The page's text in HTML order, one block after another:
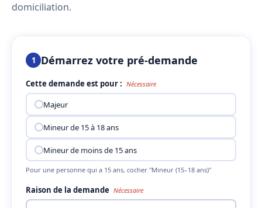
domiciliation.
1 Démarrez votre pré-demande
Cette demande est pour : Nécessaire
Majeur
Mineur de 15 à 18 ans
Mineur de moins de 15 ans
Pour une personne qui a 15 ans, cocher "Mineur (15–18 ans)"
Raison de la demande Nécessaire